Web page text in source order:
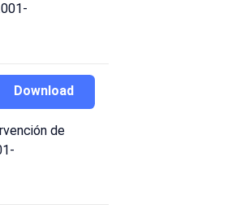
Download
de